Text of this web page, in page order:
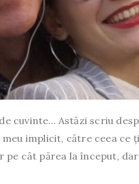
cuvinte… Astăzi scriu
meu implicit, către ceea
pe cât părea la început,